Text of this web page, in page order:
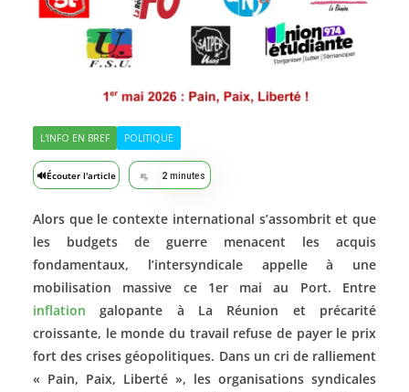
L'INFO EN BREF POLITIQUE
🔊Écouter l'article 2 minutes
Alors que le contexte international s’assombrit et que
les budgets de guerre menacent les acquis
fondamentaux, l’intersyndicale appelle à une
mobilisation massive ce 1er mai au Port. Entre
inflation galopante à La Réunion et précarité
croissante, le monde du travail refuse de payer le prix
fort des crises géopolitiques. Dans un cri de ralliement
« Pain, Paix, Liberté », les organisations syndicales